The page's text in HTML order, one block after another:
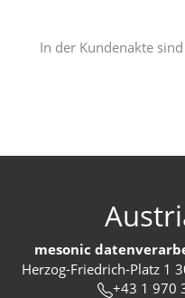
In der Kundenakte
mesonic
Herzog-Friedrich-Platz 1
+43 1 970